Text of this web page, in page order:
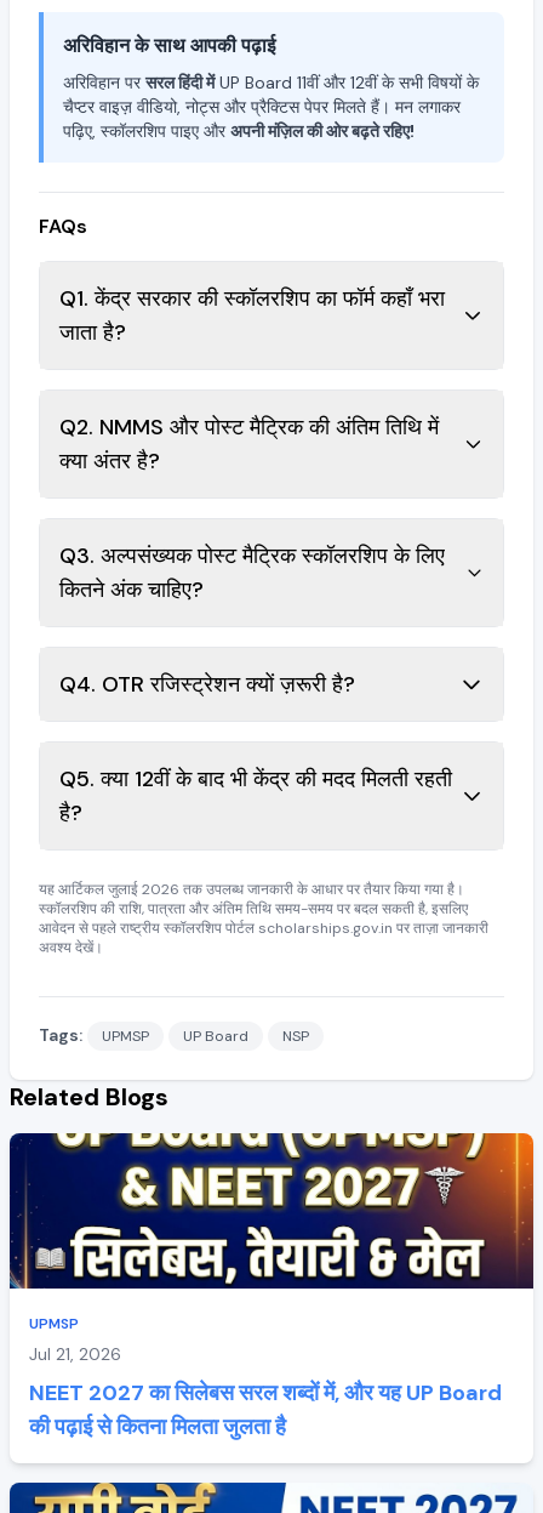
अरिविहान के साथ आपकी पढ़ाई
अरिविहान परसरल हिंदी मेंUP Board 11वीं और 12वीं के सभी विषयों के
चैप्टर वाइज़ वीडियो, नोट्स और प्रैक्टिस पेपर मिलते हैं। मन लगाकर
पढ़िए, स्कॉलरशिप पाइए औरअपनी मंज़िल की ओर बढ़ते रहिए!
FAQs
Q1. केंद्र सरकार की स्कॉलरशिप का फॉर्म कहाँ भरा
जाता है?
Q2. NMMS और पोस्ट मैट्रिक की अंतिम तिथि में
क्या अंतर है?
Q3. अल्पसंख्यक पोस्ट मैट्रिक स्कॉलरशिप के लिए
कितने अंक चाहिए?
Q4. OTR रजिस्ट्रेशन क्यों ज़रूरी है?
Q5. क्या 12वीं के बाद भी केंद्र की मदद मिलती रहती
है?
यह आर्टिकल जुलाई 2026 तक उपलब्ध जानकारी के आधार पर तैयार किया गया है।
स्कॉलरशिप की राशि, पात्रता और अंतिम तिथि समय-समय पर बदल सकती है, इसलिए
आवेदन से पहले राष्ट्रीय स्कॉलरशिप पोर्टल scholarships.gov.in पर ताज़ा जानकारी
अवश्य देखें।
Tags: UPMSP UP Board NSP
Related Blogs
UPMSP
Jul 21, 2026
NEET 2027 का सिलेबस सरल शब्दों में, और यह UP Board
की पढ़ाई से कितना मिलता जुलता है